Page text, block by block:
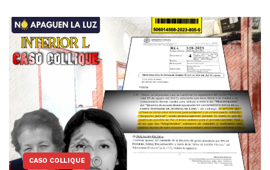
CASO COLLIQUE